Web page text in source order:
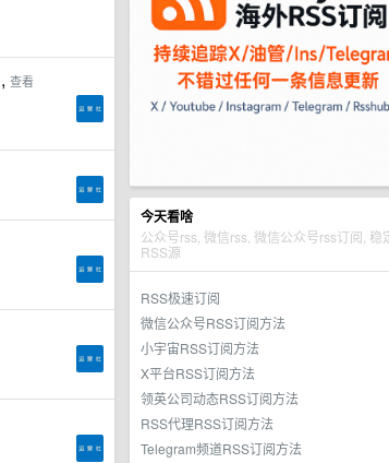
今天看啥
公众号rss, 微信rss, 微信公众号rss订阅, 稳
RSS源
RSS极速订阅
微信公众号RSS订阅方法
小宇宙RSS订阅方法
X平台RSS订阅方法
领英公司动态RSS订阅方法
RSS代理RSS订阅方法
Telegram频道RSS订阅方法
, 查看